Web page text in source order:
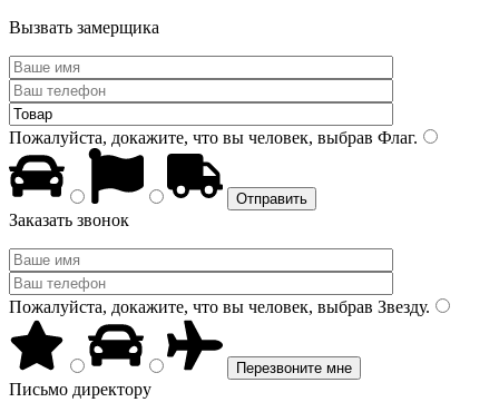
Вызвать замерщика
Пожалуйста, докажите, что вы человек, выбрав Флаг.
Заказать звонок
Пожалуйста, докажите, что вы человек, выбрав Звезду.
Письмо директору